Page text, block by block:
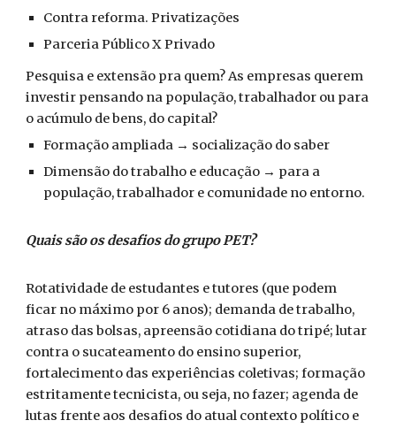
Contra reforma. Privatizações
Parceria Público X Privado
Pesquisa e extensão pra quem? As empresas querem
investir pensando na população, trabalhador ou para
o acúmulo de bens, do capital?
Formação ampliada → socialização do saber
Dimensão do trabalho e educação → para a
população, trabalhador e comunidade no entorno.
Quais são os desafios do grupo PET?
Rotatividade de estudantes e tutores (que podem
ficar no máximo por 6 anos); demanda de trabalho,
atraso das bolsas, apreensão cotidiana do tripé; lutar
contra o sucateamento do ensino superior,
fortalecimento das experiências coletivas; formação
estritamente tecnicista, ou seja, no fazer; agenda de
lutas frente aos desafios do atual contexto político e